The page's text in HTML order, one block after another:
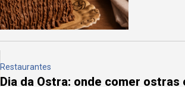
Restaurantes
Dia da Ostra: onde comer ostras